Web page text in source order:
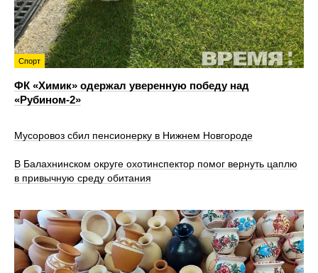
Спорт
ФК «Химик» одержал уверенную победу над
«Рубином‑2»
Мусоровоз сбил пенсионерку в Нижнем Новгороде
В Балахнинском округе охотинспектор помог вернуть цаплю
в привычную среду обитания